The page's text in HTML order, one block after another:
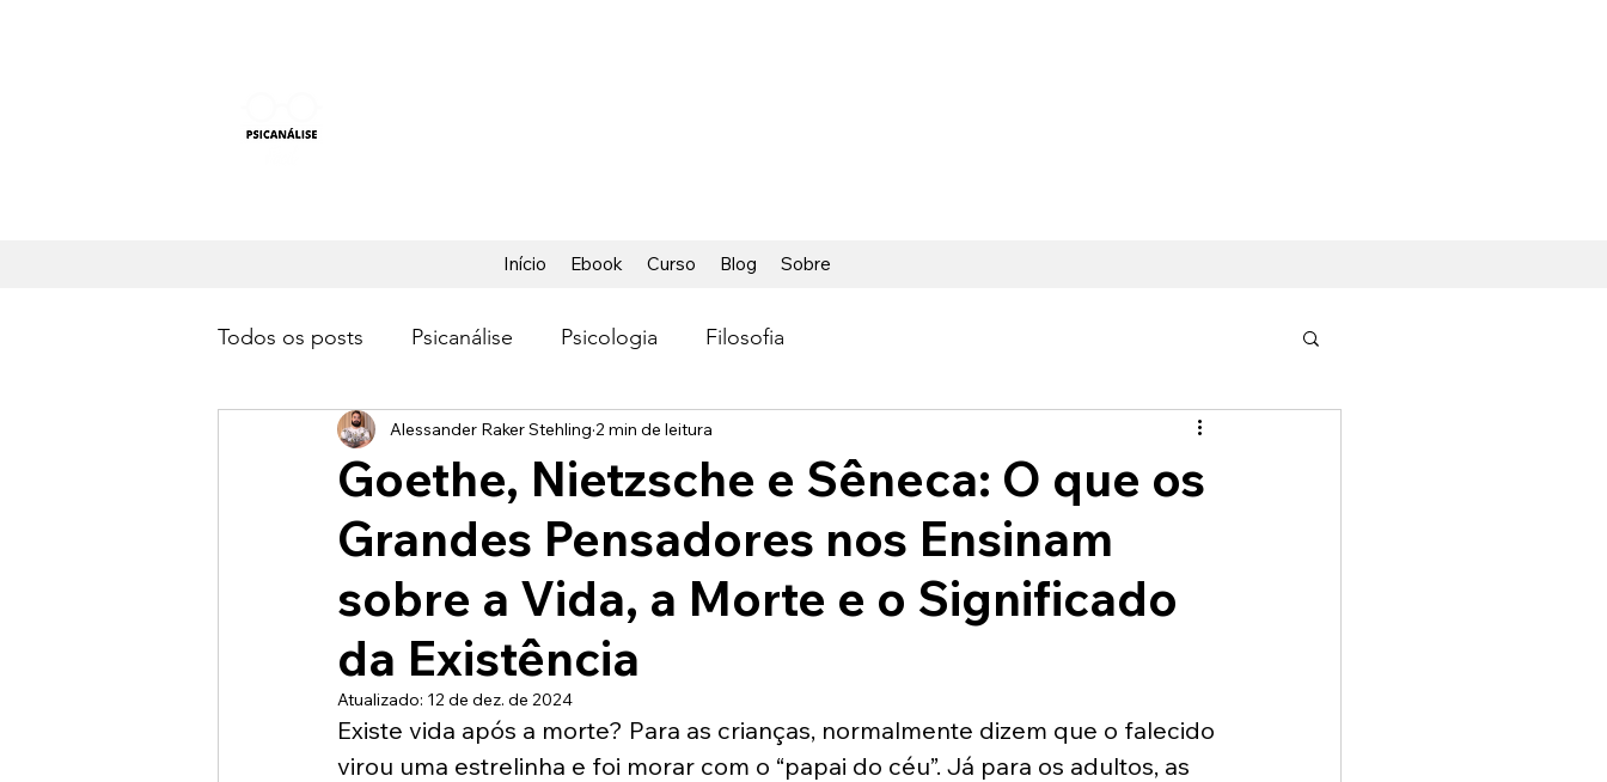
Início Ebook Curso Blog Sobre
Todos os posts Psicanálise Psicologia Filosofia
Goethe, Nietzsche e Sêneca: O que os
Grandes Pensadores nos Ensinam
sobre a Vida, a Morte e o Significado
da Existência
Alessander Raker Stehling 2 min de leitura
Atualizado: 12 de dez. de 2024
Existe vida após a morte? Para as crianças, normalmente dizem que o falecido
virou uma estrelinha e foi morar com o “papai do céu”. Já para os adultos, as